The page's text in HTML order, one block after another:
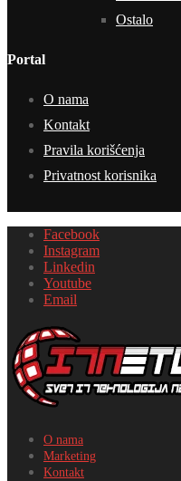
Ostalo
Portal
O nama
Kontakt
Pravila korišćenja
Privatnost korisnika
Facebook
Instagram
Linkedin
Youtube
Email
O nama
Marketing
Kontakt